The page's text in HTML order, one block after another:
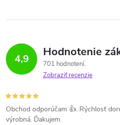
4,9 Hodnotenie
701 hodnotení
Zobraziť recenzie
Obchod odporúčam 👍. Rýchlosť
výrobná. Ďakujem.